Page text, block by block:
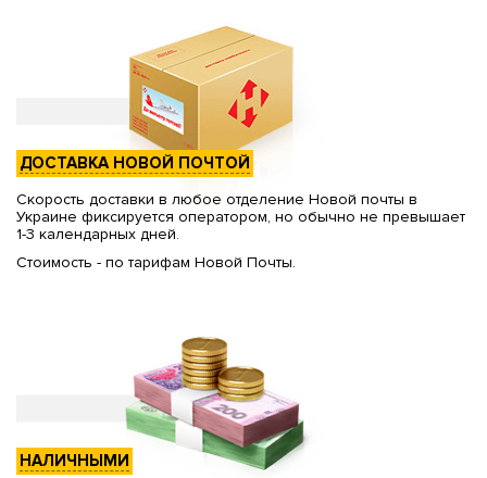
ДОСТАВКА НОВОЙ ПОЧТОЙ
Скорость доставки в любое отделение Новой почты в
Украине фиксируется оператором, но обычно не превышает
1-3 календарных дней.
Стоимость - по тарифам Новой Почты.
НАЛИЧНЫМИ